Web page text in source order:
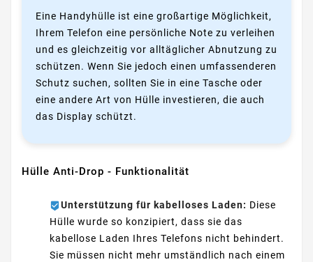
Eine Handyhülle ist eine großartige Möglichkeit,
Ihrem Telefon eine persönliche Note zu verleihen
und es gleichzeitig vor alltäglicher Abnutzung zu
schützen. Wenn Sie jedoch einen umfassenderen
Schutz suchen, sollten Sie in eine Tasche oder
eine andere Art von Hülle investieren, die auch
das Display schützt.
Hülle Anti-Drop - Funktionalität
Unterstützung für kabelloses Laden: Diese
Hülle wurde so konzipiert, dass sie das
kabellose Laden Ihres Telefons nicht behindert.
Sie müssen nicht mehr umständlich nach einem